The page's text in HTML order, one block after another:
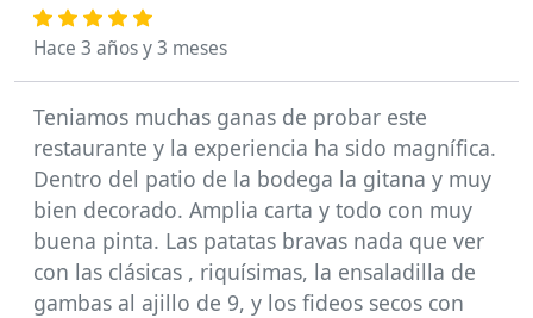
Hace 3 años y 3 meses
Teniamos muchas ganas de probar este
restaurante y la experiencia ha sido magnífica.
Dentro del patio de la bodega la gitana y muy
bien decorado. Amplia carta y todo con muy
buena pinta. Las patatas bravas nada que ver
con las clásicas , riquísimas, la ensaladilla de
gambas al ajillo de 9, y los fideos secos con